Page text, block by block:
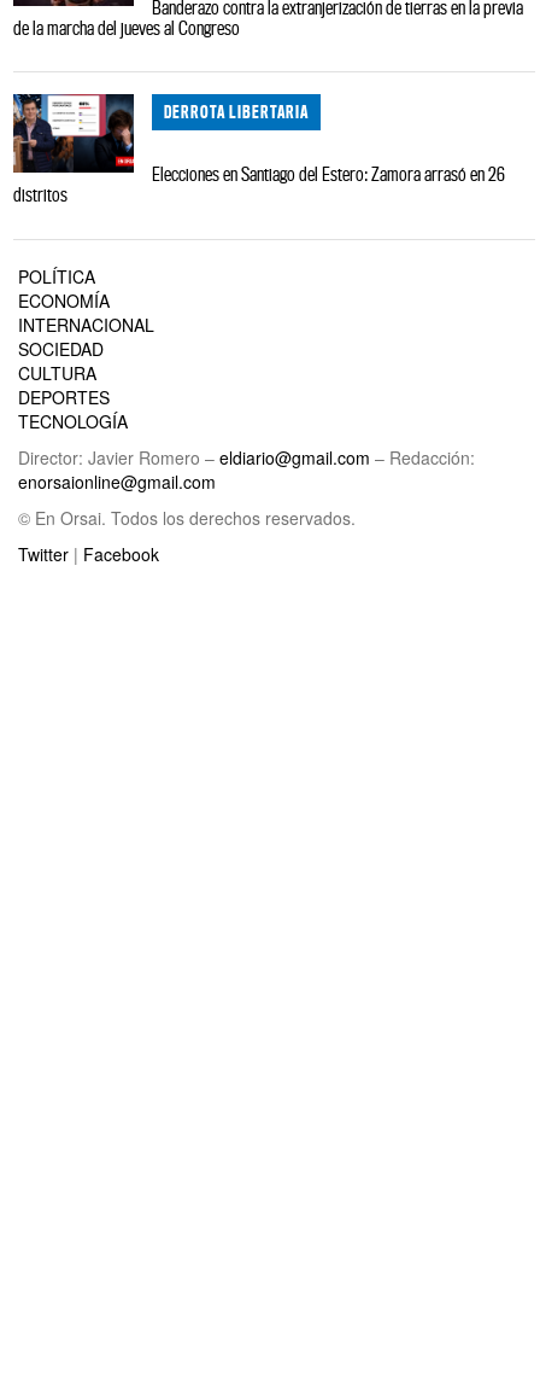
Banderazo contra la extranjerización de tierras en la previa
de la marcha del jueves al Congreso
DERROTA LIBERTARIA
Elecciones en Santiago del Estero: Zamora arrasó en 26
distritos
POLÍTICA
ECONOMÍA
INTERNACIONAL
SOCIEDAD
CULTURA
DEPORTES
TECNOLOGÍA
Director: Javier Romero – eldiario@gmail.com – Redacción:
enorsaionline@gmail.com
© En Orsai. Todos los derechos reservados.
Twitter | Facebook